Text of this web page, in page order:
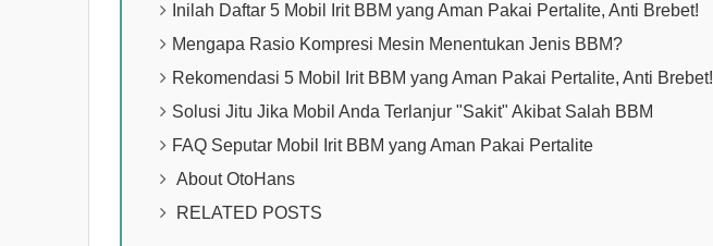
Inilah Daftar 5 Mobil Irit BBM yang Aman Pakai Pertalite, Anti Brebet!
Mengapa Rasio Kompresi Mesin Menentukan Jenis BBM?
Rekomendasi 5 Mobil Irit BBM yang Aman Pakai Pertalite, Anti Brebet!
Solusi Jitu Jika Mobil Anda Terlanjur "Sakit" Akibat Salah BBM
FAQ Seputar Mobil Irit BBM yang Aman Pakai Pertalite
About OtoHans
RELATED POSTS